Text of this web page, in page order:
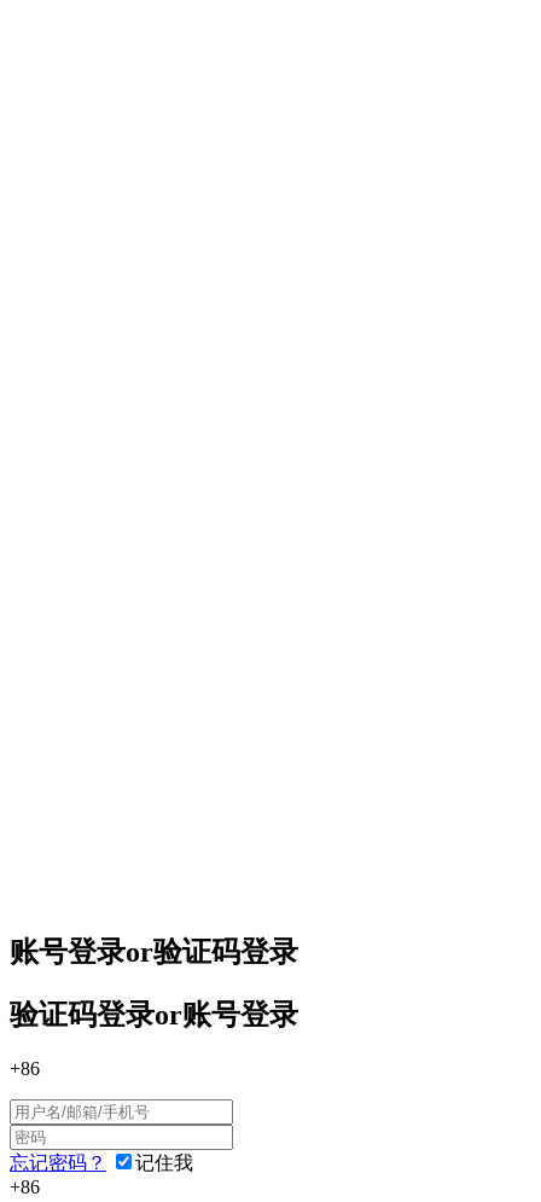
账号登录or验证码登录
验证码登录or账号登录
+86
忘记密码？
记住我
+86